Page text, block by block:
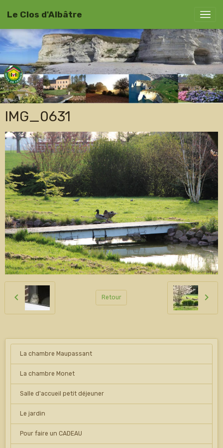
Le Clos d'Albâtre
IMG_0631
Retour
La chambre Maupassant
La chambre Monet
Salle d'accueil petit déjeuner
Le jardin
Pour faire un CADEAU